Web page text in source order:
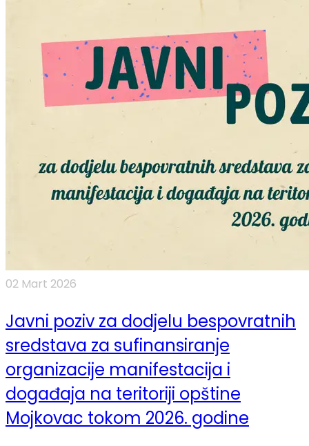
02 Mart 2026
Javni poziv za dodjelu bespovratnih
sredstava za sufinansiranje
organizacije manifestacija i
događaja na teritoriji opštine
Mojkovac tokom 2026. godine